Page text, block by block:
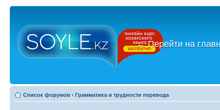
←Перейти на
Список форумов ‹ Грамматика и трудности перевода